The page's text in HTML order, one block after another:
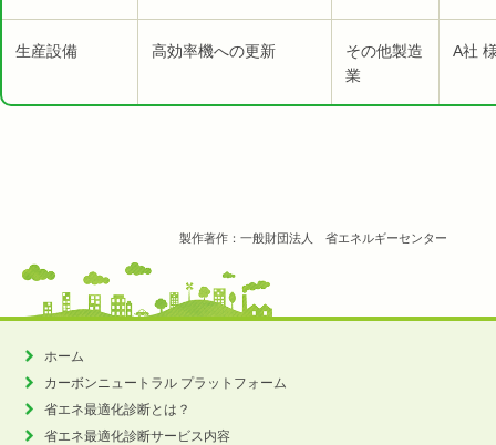
生産設備 高効率機への更新
その他製造
業
A社
製作著作：一般財団法人 省エネルギーセンター
ホーム
カーボンニュートラル プラットフォーム
省エネ最適化診断とは？
省エネ最適化診断サービス内容